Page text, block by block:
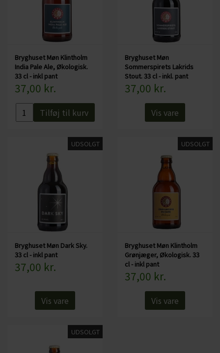
Bryghuset Møn Klintholm
India Pale Ale, Økologisk.
33 cl - inkl pant
37,00 kr.
Tilføj til kurv
Bryghuset Møn
Sommerspirets Lakrids
Stout. 33 cl - inkl. pant
37,00 kr.
Vis vare
UDSOLGT
Bryghuset Møn Dark Sky.
33 cl - inkl pant
37,00 kr.
Vis vare
UDSOLGT
Bryghuset Møn Klintholm
Grønjæger, Økologisk. 33
cl - inkl pant
37,00 kr.
Vis vare
UDSOLGT